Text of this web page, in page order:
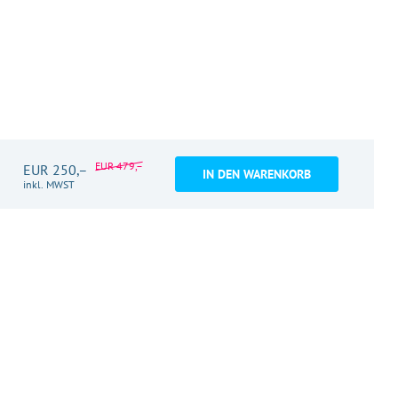
EUR 250,–
EUR 479,–
inkl. MWST
IN DEN WARENKORB